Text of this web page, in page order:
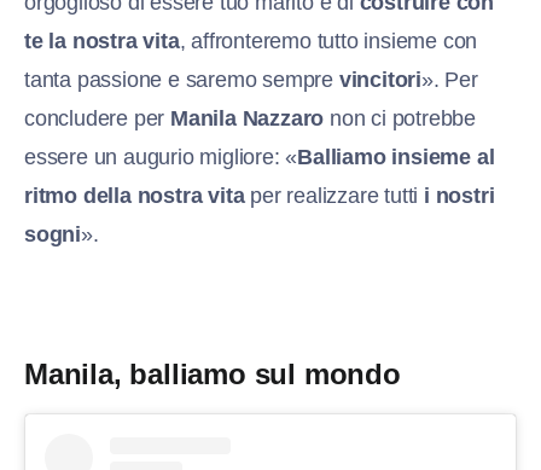
te la nostra vita, affronteremo tutto insieme con
tanta passione e saremo sempre vincitori». Per
concludere per Manila Nazzaro non ci potrebbe
essere un augurio migliore: «Balliamo insieme al
ritmo della nostra vitaper realizzare tutti i nostri
sogni».
Manila, balliamo sul mondo